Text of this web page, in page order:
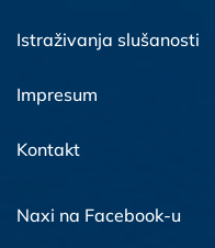
Istraživanja slušanosti
Impresum
Kontakt
Naxi na Facebook-u